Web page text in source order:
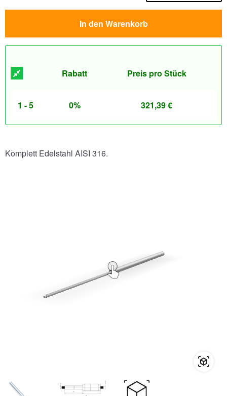
In den Warenkorb
Rabatt Preis pro Stück
1 - 5 0% 321,39€
Komplett Edelstahl AISI 316.